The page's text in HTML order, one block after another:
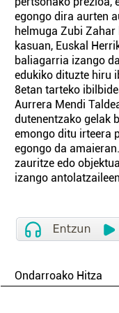
egongo dira aurten
helmuga Zubi
kasuan, Euskal
baliagarria izango
edukiko dituzte hiru
8etan tarteko
Aurrera Mendi
dutenentzako gelak
emongo ditu irteera
egongo da
zauritze edo
izango
Ondarroako Hitza